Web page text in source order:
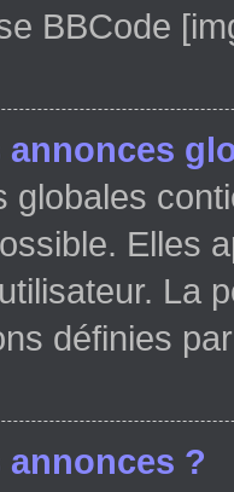
BBCode
annonces
globales
Elles
La
définies
?